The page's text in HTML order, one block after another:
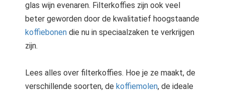
glas wijn evenaren. Filterkoffies zijn ook veel
beter geworden door de kwalitatief hoogstaande
koffiebonen die nu in speciaalzaken te verkrijgen
zijn.
Lees alles over filterkoffies. Hoe je ze maakt, de
verschillende soorten, de koffiemolen, de ideale
gebruikt
te
website-